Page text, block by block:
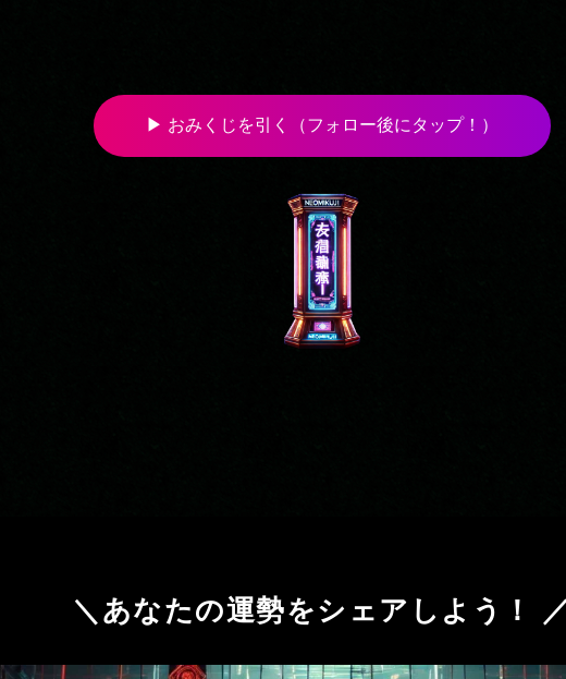
▶ おみくじを引く（フォロー後にタップ！）
＼あなたの運勢をシェアしよう！